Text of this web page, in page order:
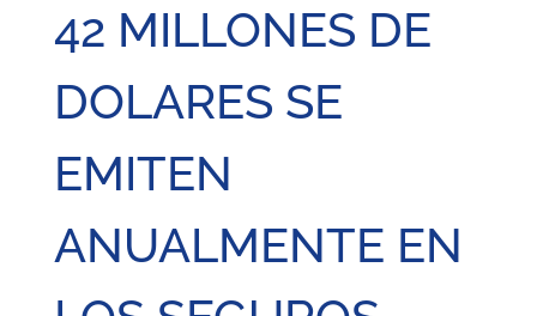
42 MILLONES DE
DOLARES SE
EMITEN
ANUALMENTE EN